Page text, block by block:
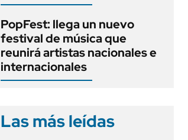
PopFest: llega un nuevo
festival de música que
reunirá artistas nacionales e
internacionales
Las más leídas